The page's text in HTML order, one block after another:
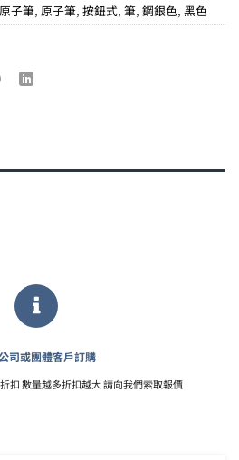
子筆, 原子筆, 按鈕式, 筆, 鋼銀色, 黑色
司或團體客戶訂購
扣 數量越多折扣越大 請向我們索取報價